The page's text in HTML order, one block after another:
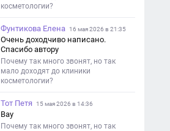
косметологии?
Фунтикова Елена 16 мая 2026 в 21:35
Очень доходчиво написано.
Спасибо автору
Почему так много звонят, но так
мало доходят до клиники
косметологии?
Тот Петя 15 мая 2026 в 14:36
Вау
Почему так много звонят, но так